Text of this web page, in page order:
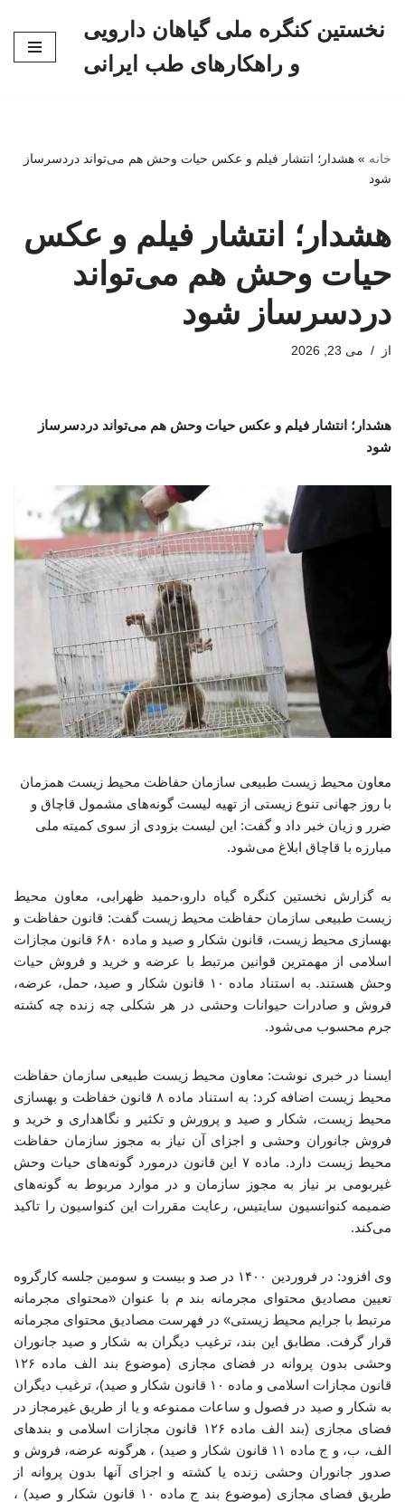
نخستین کنگره ملی گیاهان دارویی
و راهکارهای طب ایرانی
خانه » هشدار؛ انتشار فیلم و عکس حیات وحش هم می‌تواند دردسرساز
شود
هشدار؛ انتشار فیلم و عکس
حیات وحش هم می‌تواند
دردسرساز شود
از می 23, 2026
هشدار؛ انتشار فیلم و عکس حیات وحش هم می‌تواند دردسرساز
شود
معاون محیط زیست طبیعی سازمان حفاظت محیط زیست همزمان
با روز جهانی تنوع زیستی از تهیه لیست گونه‌های مشمول قاچاق و
ضرر و زیان خبر داد و گفت: این لیست بزودی از سوی کمیته ملی
مبارزه با قاچاق ابلاغ می‌شود.
به گزارش نخستین کنگره گیاه دارو،حمید ظهرابی، معاون محیط
زیست طبیعی سازمان حفاظت محیط زیست گفت: قانون حفاظت و
بهسازی محیط زیست، قانون شکار و صید و ماده ۶۸۰ قانون مجازات
اسلامی از مهمترین قوانین مرتبط با عرضه و خرید و فروش حیات
وحش هستند. به استناد ماده ۱۰ قانون شکار و صید، حمل، عرضه،
فروش و صادرات حیوانات وحشی در هر شکلی چه زنده چه کشته
جرم محسوب می‌شود.
ایسنا در خبری نوشت: معاون محیط زیست طبیعی سازمان حفاظت
محیط زیست اضافه کرد: به استناد ماده ۸ قانون خفاظت و بهسازی
محیط زیست، شکار و صید و پرورش و تکثیر و نگاهداری و خرید و
فروش جانوران وحشی و اجزای آن نیاز به مجوز سازمان حفاظت
محیط زیست دارد. ماده ۷ این قانون درمورد گونه‌های حیات وحش
غیربومی بر نیاز به مجوز سازمان و در موارد مربوط به گونه‌های
ضمیمه کنوانسیون سایتیس، رعایت مقررات این کنواسیون را تاکید
می‌کند.
وی افزود: در فروردین ۱۴۰۰ در صد و بیست و سومین جلسه کارگروه
تعیین مصادیق محتوای مجرمانه بند م با عنوان «محتوای مجرمانه
مرتبط با جرایم محیط زیستی» در فهرست مصادیق محتوای مجرمانه
قرار گرفت. مطابق این بند، ترغیب دیگران به شکار و صید جانوران
وحشی بدون پروانه در فضای مجازی (موضوع بند الف ماده ۱۲۶
قانون مجازات اسلامی و ماده ۱۰ قانون شکار و صید)، ترغیب دیگران
به شکار و صید در فصول و ساعات ممنوعه و یا از طریق غیرمجاز در
فضای مجازی (بند الف ماده ۱۲۶ قانون مجازات اسلامی و بندهای
الف، ب، و ج ماده ۱۱ قانون شکار و صید) ، هرگونه عرضه، فروش و
صدور جانوران وحشی زنده یا کشته و اجزای آنها بدون پروانه از
طریق فضای مجازی (موضوع بند ج ماده ۱۰ قانون شکار و صید) ،